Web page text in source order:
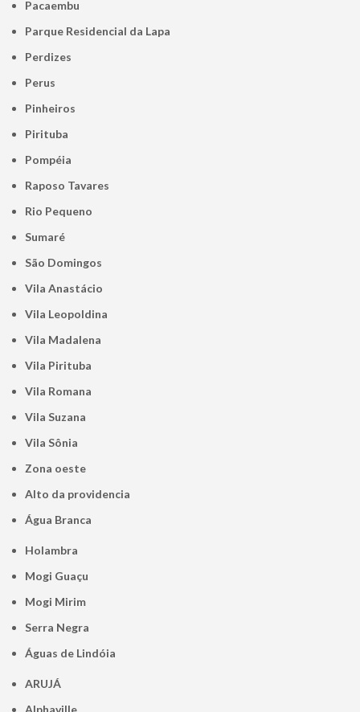
Pacaembu
Parque Residencial da Lapa
Perdizes
Perus
Pinheiros
Pirituba
Pompéia
Raposo Tavares
Rio Pequeno
Sumaré
São Domingos
Vila Anastácio
Vila Leopoldina
Vila Madalena
Vila Pirituba
Vila Romana
Vila Suzana
Vila Sônia
Zona oeste
alto da providencia
Água Branca
Holambra
Mogi Guaçu
Mogi Mirim
Serra Negra
Águas de Lindóia
ARUJÁ
Alphaville